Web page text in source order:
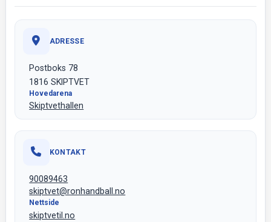
ADRESSE
Postboks 78
1816 SKIPTVET
Hovedarena
Skiptvethallen
KONTAKT
90089463
skiptvet@ronhandball.no
Nettside
skiptvetil.no